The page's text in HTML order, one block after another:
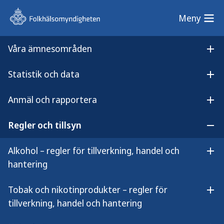
Meny
Våra ämnesområden
Statistik och data
Anmäl och rapportera
Regler och tillsyn
Alkohol – regler för tillverkning, handel och
hantering
Tobak och nikotinprodukter – regler för
tillverkning, handel och hantering
Meny
Sök på webbplatsen
Anmälan om försäljning av
tobaksfria nikotinprodukter
En näringsidkare får inte bedriva
detaljhandel med tobaksfria